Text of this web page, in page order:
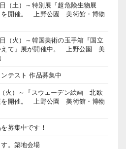
（土）～特別展『超危険生物展
を開催。 上野公園 美術館・博物
（火）～韓国美術の玉手箱『国立
えて』展が開催中。 上野公園 美
テスト 作品募集中
火）～『スウェーデン絵画 北欧
を開催。 上野公園 美術館・博物
募集中です！
。築地会場